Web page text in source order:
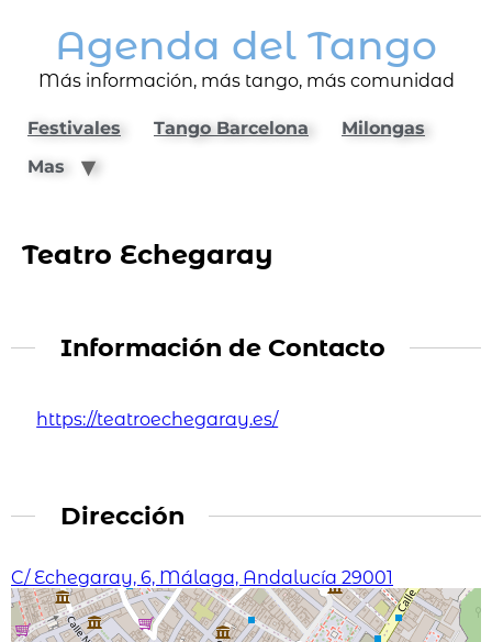
Agenda del Tango
Más información, más tango, más comunidad
Festivales Tango Barcelona
Milongas
Mas
Teatro Echegaray
Información de Contacto
https://teatroechegaray.es/
Dirección
C/ Echegaray, 6, Málaga, Andalucía 29001